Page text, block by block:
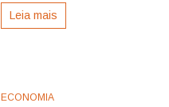
Leia mais
ECONOMIA